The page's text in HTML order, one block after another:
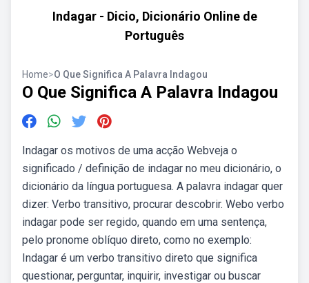
Indagar - Dicio, Dicionário Online de
Português
Home>O Que Significa A Palavra Indagou
O Que Significa A Palavra Indagou
Indagar os motivos de uma acção Webveja o
significado / definição de indagar no meu dicionário, o
dicionário da língua portuguesa. A palavra indagar quer
dizer: Verbo transitivo, procurar descobrir. Webo verbo
indagar pode ser regido, quando em uma sentença,
pelo pronome oblíquo direto, como no exemplo:
Indagar é um verbo transitivo direto que significa
questionar, perguntar, inquirir, investigar ou buscar